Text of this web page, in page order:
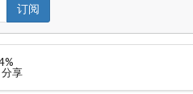
订阅
享